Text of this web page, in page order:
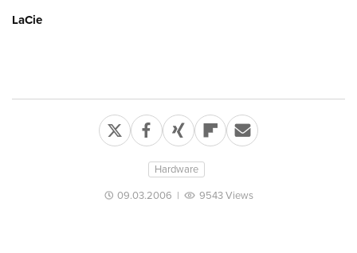
LaCie
Hardware
09.03.2006 | 9543 Views